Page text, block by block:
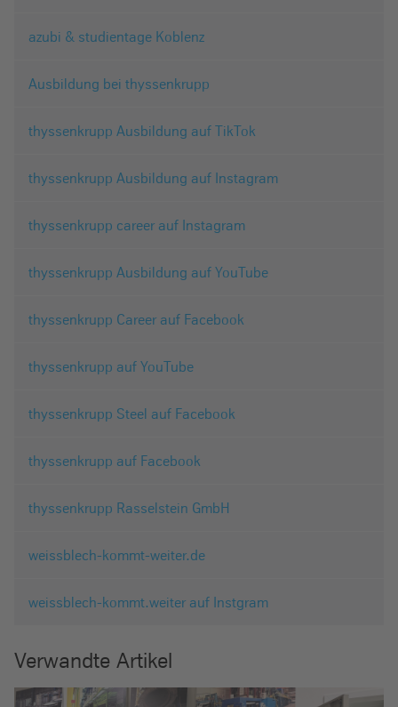
azubi & studientage Koblenz
Ausbildung bei thyssenkrupp
thyssenkrupp Ausbildung auf TikTok
thyssenkrupp Ausbildung auf Instagram
thyssenkrupp career auf Instagram
thyssenkrupp Ausbildung auf YouTube
thyssenkrupp Career auf Facebook
thyssenkrupp auf YouTube
thyssenkrupp Steel auf Facebook
thyssenkrupp auf Facebook
thyssenkrupp Rasselstein GmbH
weissblech-kommt-weiter.de
weissblech-kommt.weiter auf Instgram
Verwandte Artikel